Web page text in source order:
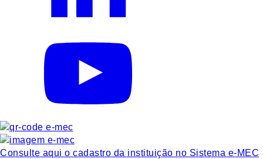
Consulte aqui o cadastro da instituição no Sistema e-MEC